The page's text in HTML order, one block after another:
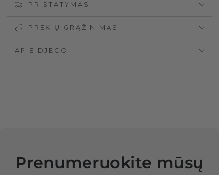
PRISTATYMAS
PREKIŲ GRĄŽINIMAS
APIE DJECO
Prenumeruokite mūsų